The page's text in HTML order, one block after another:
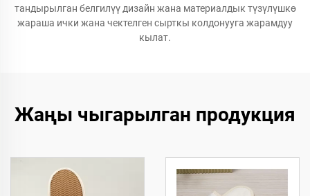
тандырылган белгилүү дизайн жана материалдык түзүлүшкө
жараша ички жана чектелген сырткы колдонууга жарамдуу
кылат.
Жаңы чыгарылган продукция